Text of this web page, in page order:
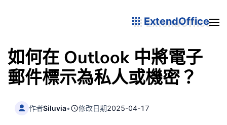
ExtendOffice
如何在 Outlook 中將電子
郵件標示為私人或機密？
作者Siluvia• 修改日期2025-04-17